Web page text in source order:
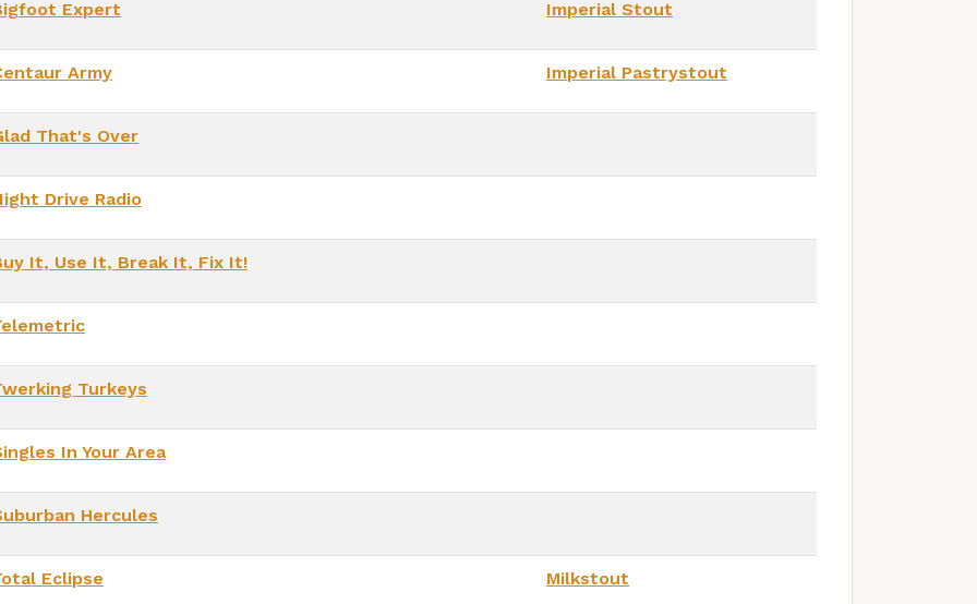
Expert Imperial Stout
Army Imperial Pastrystout
That's Over
Drive Radio
It, Use It, Break It, Fix It!
Turkeys
In Your Area
Hercules
Eclipse Milkstout